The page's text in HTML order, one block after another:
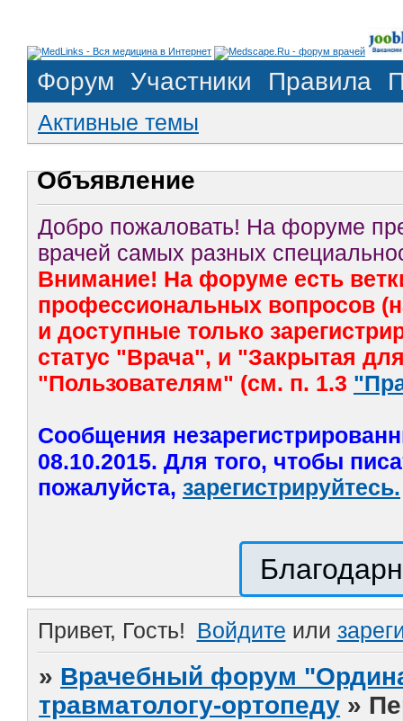
Форум Участники Правила
Активные темы
Объявление
Добро пожаловать! На форуме
врачей самых разных
Внимание! На форуме есть
профессиональных вопросов
и доступные только
статус "Врача", и "Закрытая
"Пользователям" (см. п. 1.3
Сообщения
08.10.2015. Для того, чтобы
пожалуйста, зарегистрируйтесь.
Привет, Гость! Войдите или
» Врачебный форум
травматологу-ортопеду »